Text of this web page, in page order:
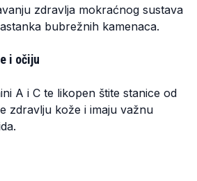
zdravlja mokraćnog sustava
bubrežnih kamenaca.
i očiju
A i C te likopen štite stanice od
zdravlju kože i imaju važnu